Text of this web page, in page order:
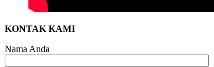
KONTAK KAMI
Nama Anda